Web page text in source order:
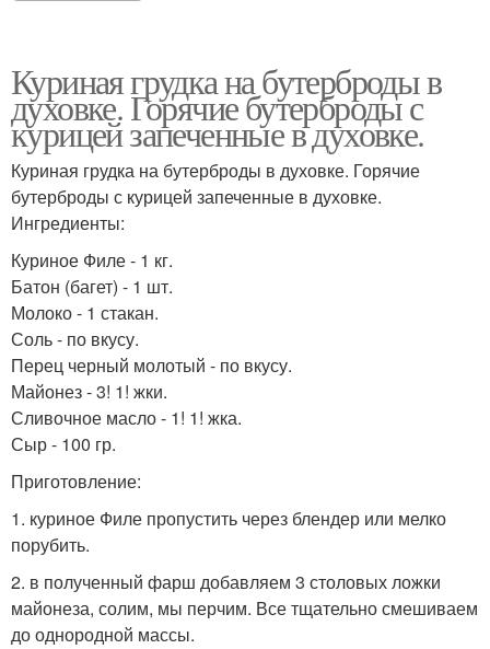
Куриная грудка на бутерброды в
духовке. Горячие бутерброды с
курицей запеченные в духовке.
Куриная грудка на бутерброды в духовке. Горячие
бутерброды с курицей запеченные в духовке.
Ингредиенты:
Куриное Филе - 1 кг.
Батон (багет) - 1 шт.
Молоко - 1 стакан.
Соль - по вкусу.
Перец черный молотый - по вкусу.
Майонез - 3! 1! жки.
Сливочное масло - 1! 1! жка.
Сыр - 100 гр.
Приготовление:
1. куриное Филе пропустить через блендер или мелко
порубить.
2. в полученный фарш добавляем 3 столовых ложки
майонеза, солим, мы перчим. Все тщательно смешиваем
до однородной массы.